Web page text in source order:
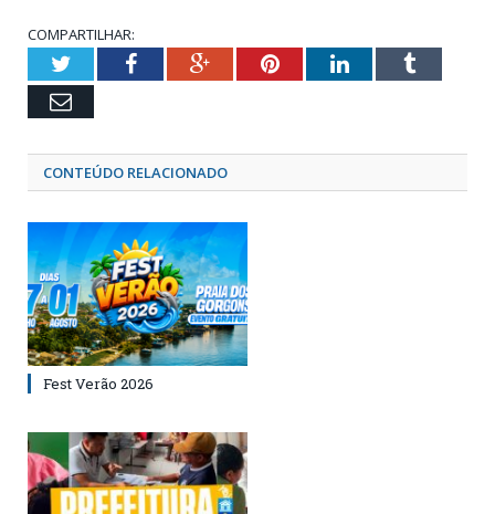
COMPARTILHAR:
TwitterFacebookGoogle+PinterestLinkedInTumblr
Email
CONTEÚDO RELACIONADO
Fest Verão 2026